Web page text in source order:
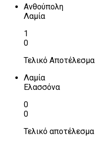
Ανθούπολη
Λαμία
1
0
Τελικό Αποτέλεσμα
Λαμία
Ελασσόνα
0
0
Τελικό αποτέλεσμα